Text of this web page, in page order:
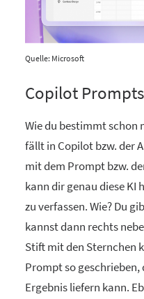
Quelle: Microsoft
Copilot Prompts
Wie du bestimmt
fällt in Copilot bzw. der
mit dem Prompt bzw.
kann dir genau diese KI
zu verfassen. Wie? Du
kannst dann rechts
Stift mit den Sternchen
Prompt so
Ergebnis liefern kann.